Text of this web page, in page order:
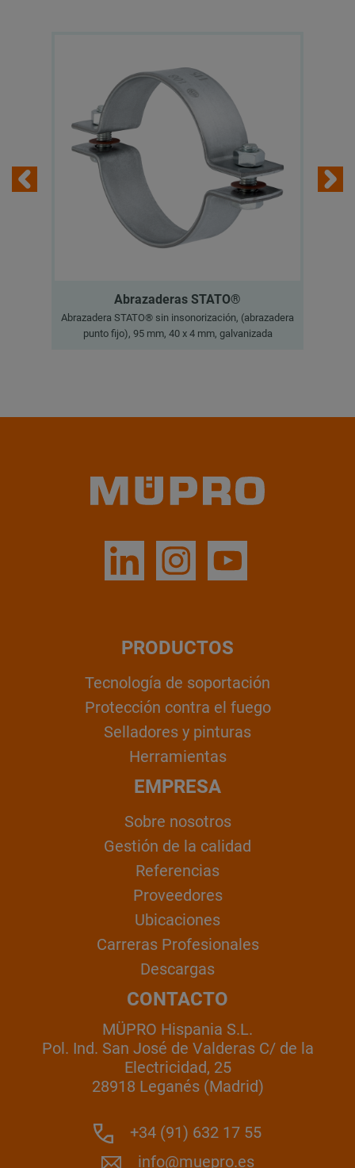
Abrazaderas STATO®
Abrazadera STATO® sin insonorización, (abrazadera
punto fijo), 95 mm, 40 x 4 mm, galvanizada
PRODUCTOS
Tecnología de soportación
Protección contra el fuego
Selladores y pinturas
Herramientas
EMPRESA
Sobre nosotros
Gestión de la calidad
Referencias
Proveedores
Ubicaciones
Carreras Profesionales
Descargas
CONTACTO
MÜPRO Hispania S.L.
Pol. Ind. San José de Valderas C/ de la
Electricidad, 25
28918 Leganés (Madrid)
+34 (91) 632 17 55
info@muepro.es